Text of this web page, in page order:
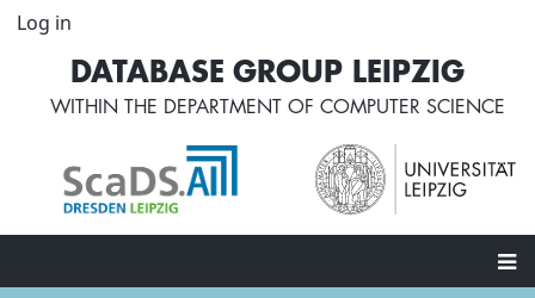
Skip
content
User
account
menu
Log in
DATABASE GROUP LEIPZIG
WITHIN THE DEPARTMENT OF COMPUTER SCIENCE